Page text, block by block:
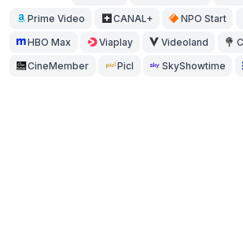
Prime Video CANAL+ NPO Start
HBO Max Viaplay Videoland
CineMember Picl SkyShowtime